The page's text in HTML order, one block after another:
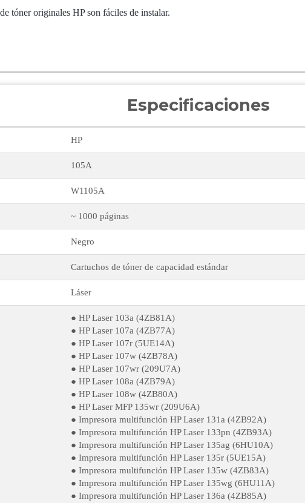
tóner originales HP son fáciles de instalar.
Especificaciones
HP
105A
W1105A
~ 1000 páginas
Negro
Cartuchos de tóner de capacidad estándar
Láser
● HP Laser 103a (4ZB81A)
● HP Laser 107a (4ZB77A)
● HP Laser 107r (5UE14A)
● HP Laser 107w (4ZB78A)
● HP Laser 107wr (209U7A)
● HP Laser 108a (4ZB79A)
● HP Laser 108w (4ZB80A)
● HP Laser MFP 135wr (209U6A)
● Impresora multifunción HP Laser 131a (4ZB92A)
● Impresora multifunción HP Laser 133pn (4ZB93A)
● Impresora multifunción HP Laser 135ag (6HU10A)
● Impresora multifunción HP Laser 135r (5UE15A)
● Impresora multifunción HP Laser 135w (4ZB83A)
● Impresora multifunción HP Laser 135wg (6HU11A)
● Impresora multifunción HP Laser 136a (4ZB85A)